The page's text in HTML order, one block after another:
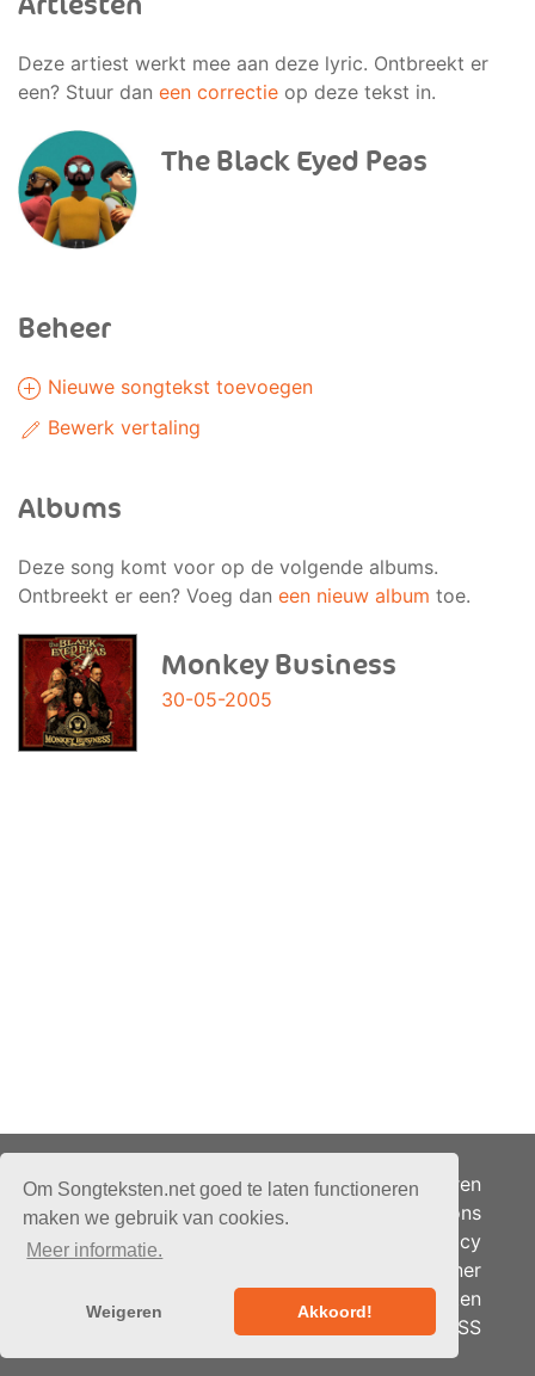
Om Songteksten.net goed te laten functioneren
maken we gebruik van cookies.
Meer informatie.
Weigeren Akkoord!
Deze artiest werkt mee aan deze lyric. Ontbreekt er
een? Stuur dan een correctie op deze tekst in.
The Black Eyed Peas
Beheer
Nieuwe songtekst toevoegen
Bewerk vertaling
Albums
Deze song komt voor op de volgende albums.
Ontbreekt er een? Voeg dan een nieuw album toe.
Monkey Business
30-05-2005
Alle rechten voorbehouden.
bandhosting.nl
Adverteren
Over ons
Je privacy
Partner
Berichten
RSS